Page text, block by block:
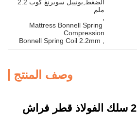
ملم
Mattress Bonnell Spring
Compression
Bonnell Spring Coil 2.2mm
وصف المنتج
ضغط 2.2mm سلك الفولاذ قطر فراش